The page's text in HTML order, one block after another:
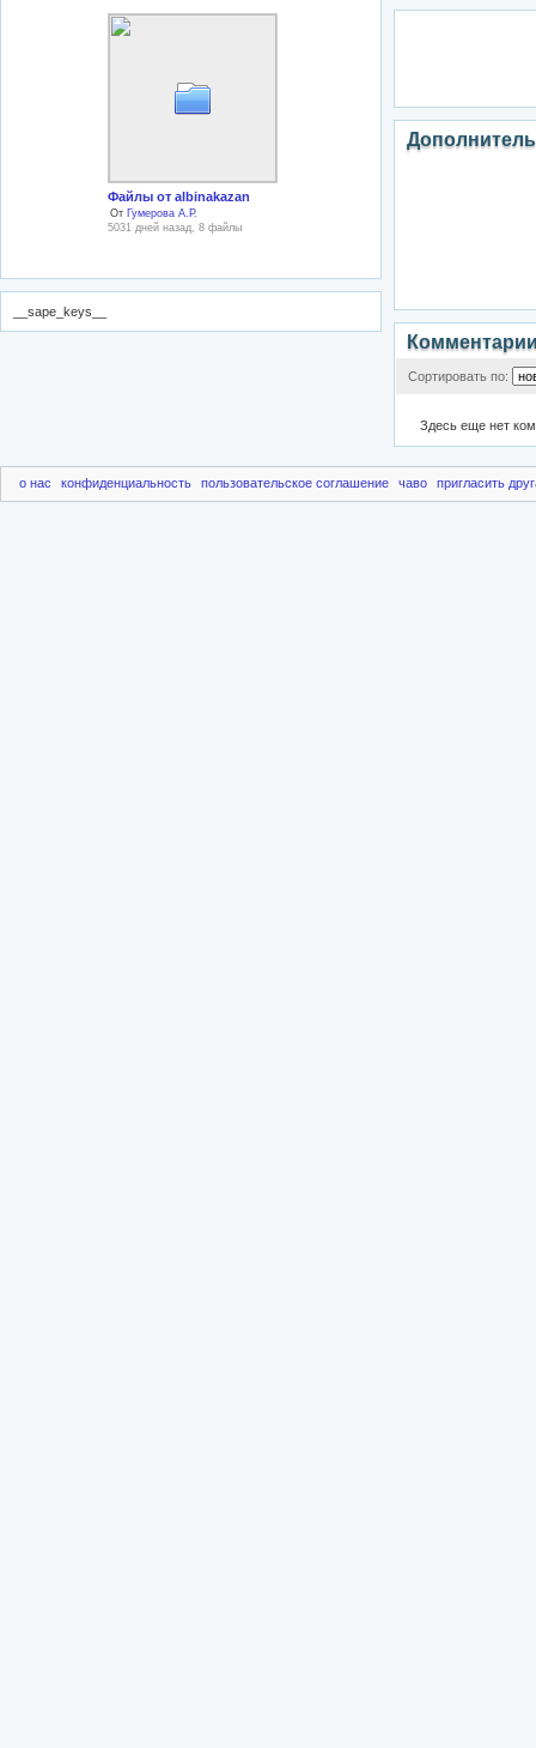
Файлы от albinakazan
От Гумерова А.Р.
5031 дней назад, 8 файлы
__sape_keys__
Сортировать по:
Здесь еще нет
о нас конфиденциальность пользовательское соглашение чаво пригласить